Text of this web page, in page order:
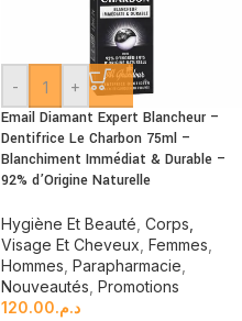
- +
Email Diamant Expert Blancheur –
Dentifrice Le Charbon 75ml –
Blanchiment Immédiat & Durable –
92% d’Origine Naturelle
Hygiène Et Beauté Corps,
Visage Et Cheveux Femmes
Hommes Parapharmacie
Nouveautés Promotions
د.م.120.00